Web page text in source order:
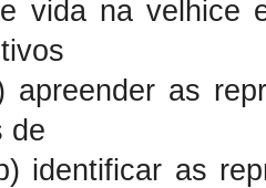
vida na velhice
apreender as
de
identificar as